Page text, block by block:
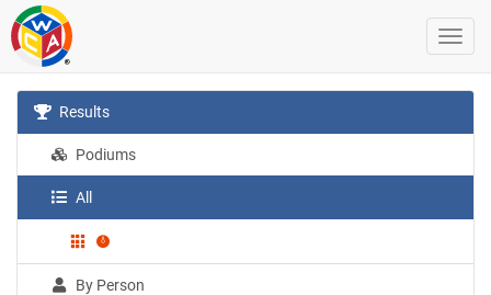
Results
Podiums
All
By Person